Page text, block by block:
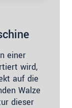
einer
wird,
auf die
Walze
dieser